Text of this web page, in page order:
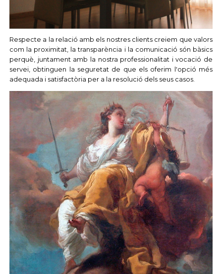
Respecte a la relació amb els nostres clients creiem que valors
com la proximitat, la transparència i la comunicació són bàsics
perquè, juntament amb la nostra professionalitat i vocació de
servei, obtinguen la seguretat de que els oferim l'opció més
adequada i satisfactòria per a la resolució dels seus casos.